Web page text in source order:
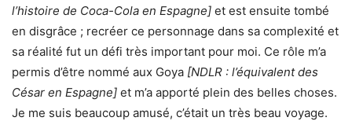
l’histoire de Coca-Cola en Espagne] et est ensuite tombé
en disgrâce ; recréer ce personnage dans sa complexité et
sa réalité fut un défi très important pour moi. Ce rôle m’a
permis d’être nommé aux Goya [NDLR : l’équivalent des
César en Espagne] et m’a apporté plein des belles choses.
Je me suis beaucoup amusé, c’était un très beau voyage.